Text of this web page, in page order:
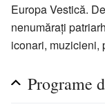
Europa Vestică.
nenumărați
iconari, muzicieni,
Programe